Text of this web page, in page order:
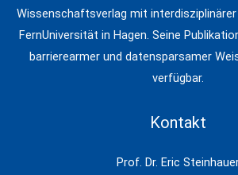
Wissenschaftsverlag mit
FernUniversität in Hagen. Seine
barrierearmer und datensparsamer
verfügbar.
Kontakt
Prof. Dr. Eric